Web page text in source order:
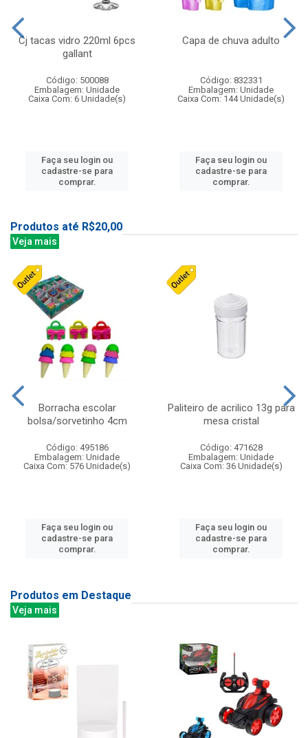
Cj tacas vidro 220ml 6pcs
gallant
Código: 500088
Embalagem: Unidade
Caixa Com: 6 Unidade(s)
Faça seu login ou
cadastre-se para
comprar.
Capa de chuva adulto
Código: 832331
Embalagem: Unidade
Caixa Com: 144 Unidade(s)
Faça seu login ou
cadastre-se para
comprar.
Produtos até R$20,00
Veja mais
Borracha escolar
bolsa/sorvetinho 4cm
Código: 495186
Embalagem: Unidade
Caixa Com: 576 Unidade(s)
Faça seu login ou
cadastre-se para
comprar.
Paliteiro de acrilico 13g para
mesa cristal
Código: 471628
Embalagem: Unidade
Caixa Com: 36 Unidade(s)
Faça seu login ou
cadastre-se para
comprar.
Produtos em Destaque
Veja mais